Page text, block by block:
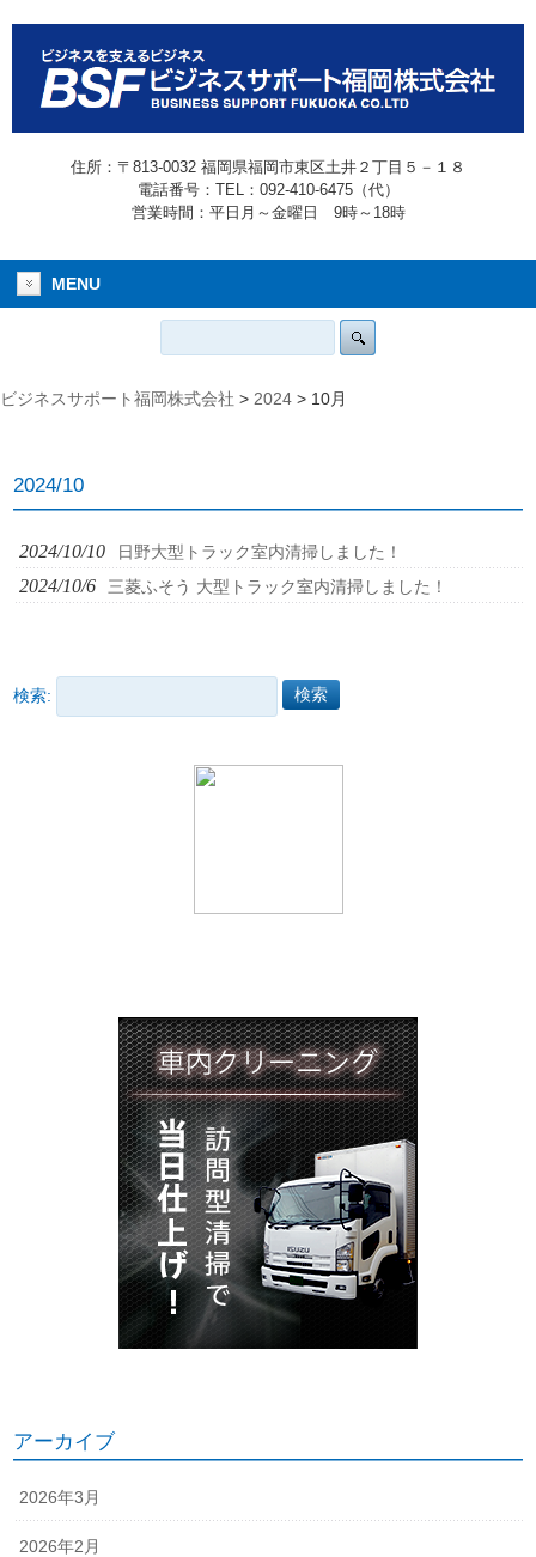
住所：〒813-0032 福岡県福岡市東区土井２丁目５－１８
電話番号：TEL：092-410-6475（代）
営業時間：平日月～金曜日 9時～18時
MENU
ビジネスサポート福岡株式会社 > 2024 > 10月
2024/10
2024/10/10 日野大型トラック室内清掃しました！
2024/10/6 三菱ふそう 大型トラック室内清掃しました！
検索:
アーカイブ
2026年3月
2026年2月